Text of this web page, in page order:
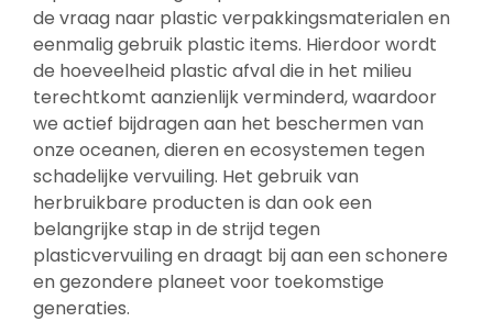
de vraag naar plastic verpakkingsmaterialen en
eenmalig gebruik plastic items. Hierdoor wordt
de hoeveelheid plastic afval die in het milieu
terechtkomt aanzienlijk verminderd, waardoor
we actief bijdragen aan het beschermen van
onze oceanen, dieren en ecosystemen tegen
schadelijke vervuiling. Het gebruik van
herbruikbare producten is dan ook een
belangrijke stap in de strijd tegen
plasticvervuiling en draagt bij aan een schonere
en gezondere planeet voor toekomstige
generaties.